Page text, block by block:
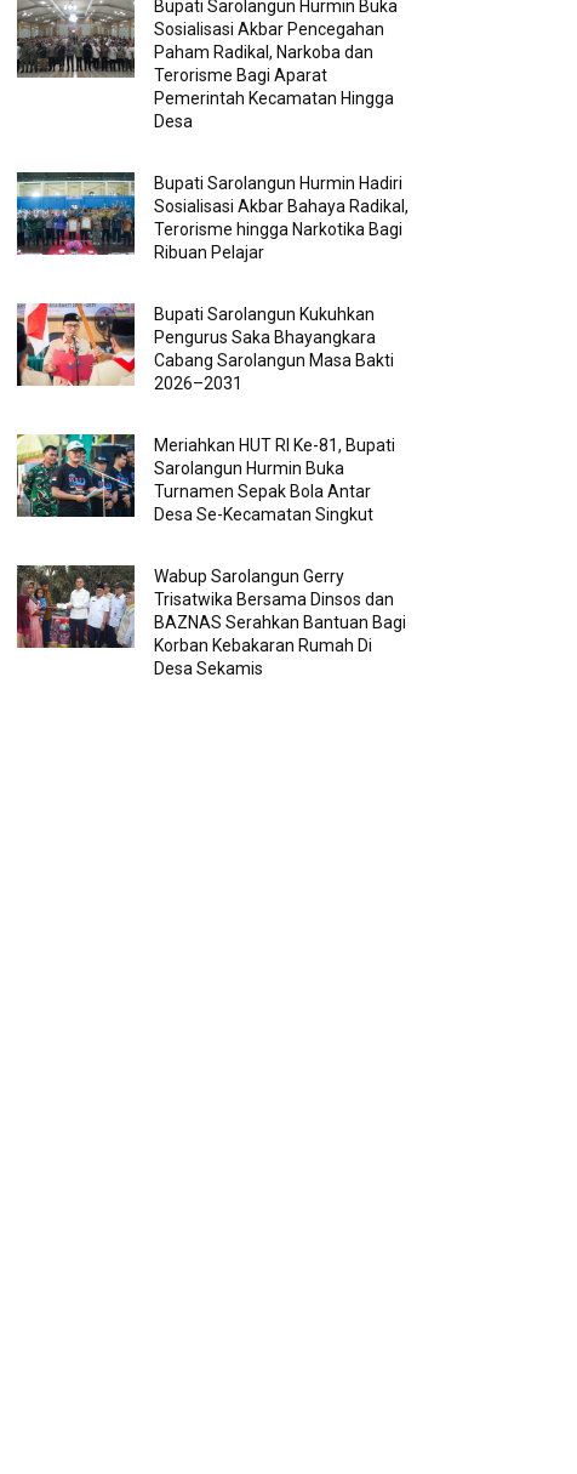
Bupati Sarolangun Hurmin Buka
Sosialisasi Akbar Pencegahan
Paham Radikal, Narkoba dan
Terorisme Bagi Aparat
Pemerintah Kecamatan Hingga
Desa
Bupati Sarolangun Hurmin Hadiri
Sosialisasi Akbar Bahaya Radikal,
Terorisme hingga Narkotika Bagi
Ribuan Pelajar
Bupati Sarolangun Kukuhkan
Pengurus Saka Bhayangkara
Cabang Sarolangun Masa Bakti
2026–2031
Meriahkan HUT RI Ke-81, Bupati
Sarolangun Hurmin Buka
Turnamen Sepak Bola Antar
Desa Se-Kecamatan Singkut
Wabup Sarolangun Gerry
Trisatwika Bersama Dinsos dan
BAZNAS Serahkan Bantuan Bagi
Korban Kebakaran Rumah Di
Desa Sekamis